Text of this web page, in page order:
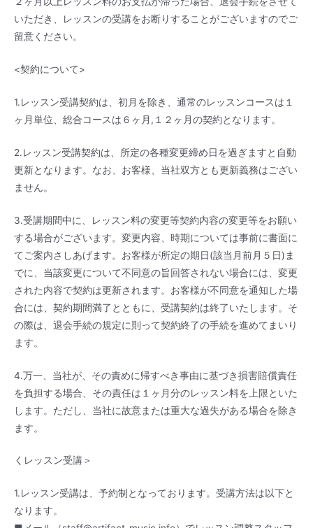
いただき、レッスンの受講をお断りすることがございますのでご
留意ください。
<契約について>
1.レッスン受講契約は、初月を除き、通常のレッスンコースは１
ヶ月単位、総合コースは６ヶ月,１２ヶ月の契約となります。
2.レッスン受講契約は、所定の各種変更締め日を過ぎますと自動
更新となります。なお、お客様、当社双方とも更新義務はござい
ません。
3.受講期間中に、レッスン料の変更等契約内容の変更等をお願い
する場合がございます。変更内容、時期については事前に書面に
てご案内さしあげます。お客様が所定の期日(該当月前月５日)ま
でに、当該変更について不同意の旨回答されない場合には、変更
された内容で契約は更新されます。お客様が不同意を通知した場
合には、契約期間満了とともに、受講契約は終了いたします。そ
の際は、退会手続の規定に則って契約終了の手続を進めてまいり
ます。
4.万一、当社が、その責めに帰すべき事由に基づき損害賠償責任
を負担する場合、その責任は１ヶ月分のレッスン料を上限といた
します。ただし、当社に故意または重大な過失がある場合を除き
ます。
くレッスン受講＞
1.レッスン受講は、予約制となっております。受講方法は以下と
なります。